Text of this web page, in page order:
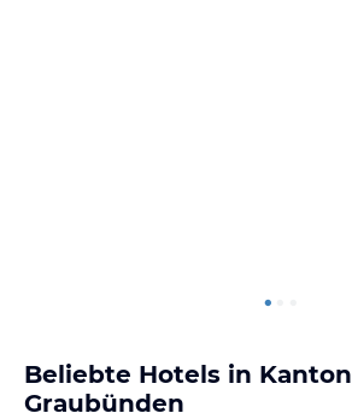
Beliebte Hotels in Kanton
Graubünden